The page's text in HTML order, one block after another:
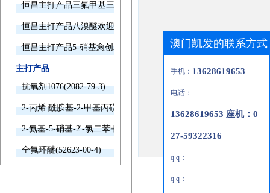
恒昌主打产品三氟甲基三甲基硅烷欢迎询价
恒昌主打产品八溴醚欢迎询价
恒昌主打产品5-硝基愈创木酚钠欢迎询价
主打产品
抗氧剂1076(2082-79-3)
2-丙烯 酰胺基-2-甲基丙磺酸(15214-89-8)
2-氨基-5-硝基-2'-氯二苯甲酮(2011-66-7)
全氟环醚(52623-00-4)
澳门凯发的联系方式
手机： 13628619653
电话：
13628619653 座机：0
27-59322316
q q：
q q：